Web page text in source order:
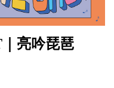
亮吟琵琶